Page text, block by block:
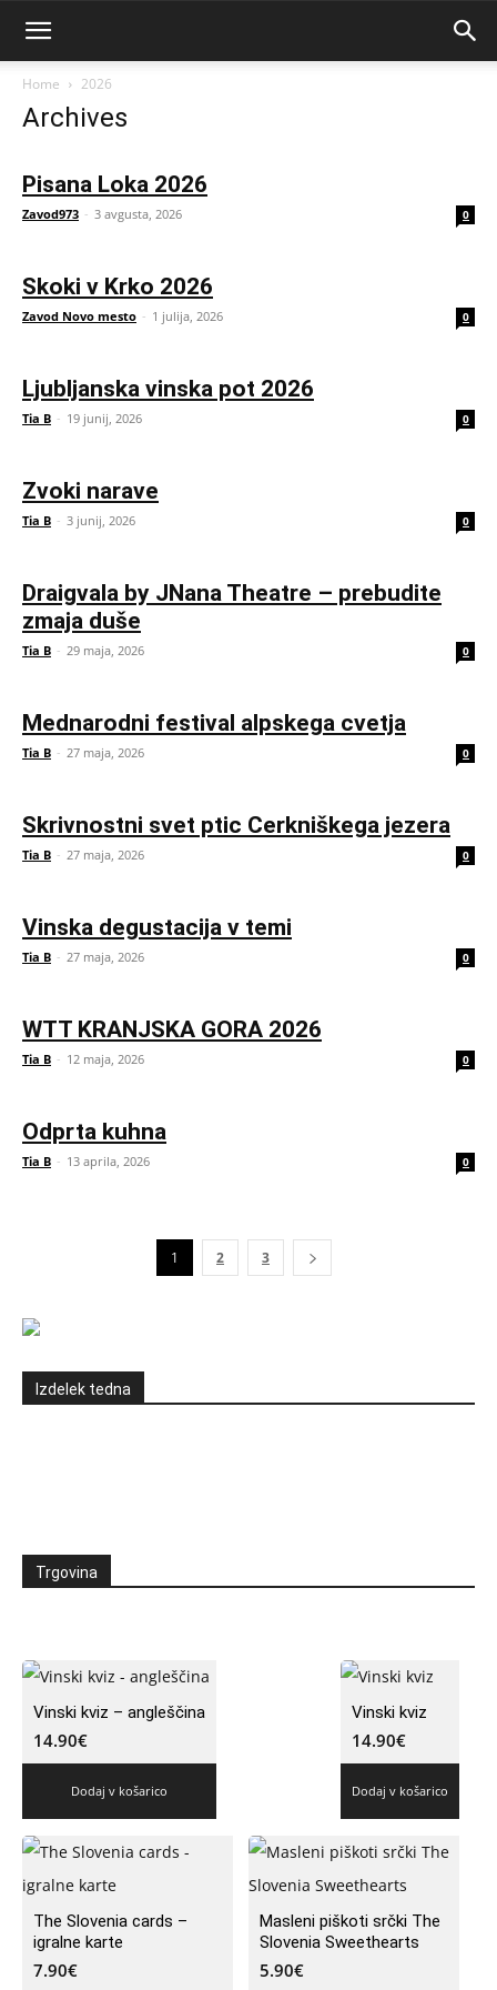
Home 2026
Archives
Pisana Loka 2026
Zavod973 - 3 avgusta, 2026 0
Skoki v Krko 2026
Zavod Novo mesto - 1 julija, 2026 0
Ljubljanska vinska pot 2026
Tia B - 19 junij, 2026 0
Zvoki narave
Tia B - 3 junij, 2026 0
Draigvala by JNana Theatre – prebudite
zmaja duše
Tia B - 29 maja, 2026 0
Mednarodni festival alpskega cvetja
Tia B - 27 maja, 2026 0
Skrivnostni svet ptic Cerkniškega jezera
Tia B - 27 maja, 2026 0
Vinska degustacija v temi
Tia B - 27 maja, 2026 0
WTT KRANJSKA GORA 2026
Tia B - 12 maja, 2026 0
Odprta kuhna
Tia B - 13 aprila, 2026 0
1 2 3
Izdelek tedna
Trgovina
Vinski kviz – angleščina
14.90€
Dodaj v košarico
Vinski kviz
14.90€
Dodaj v košarico
The Slovenia cards –
igralne karte
7.90€
Masleni piškoti srčki The
Slovenia Sweethearts
5.90€